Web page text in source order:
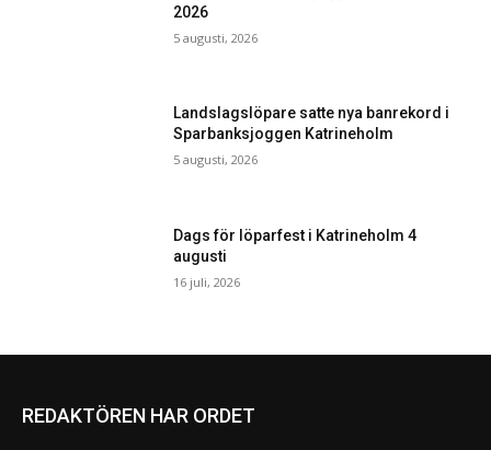
2026
5 augusti, 2026
Landslagslöpare satte nya banrekord i
Sparbanksjoggen Katrineholm
5 augusti, 2026
Dags för löparfest i Katrineholm 4
augusti
16 juli, 2026
REDAKTÖREN HAR ORDET